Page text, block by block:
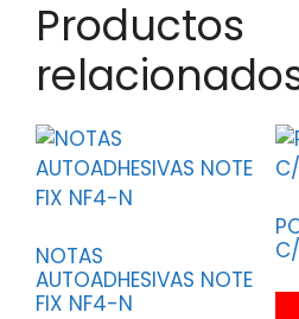
Productos
NOTAS
AUTOADHESIVAS NOTE
FIX NF4-N